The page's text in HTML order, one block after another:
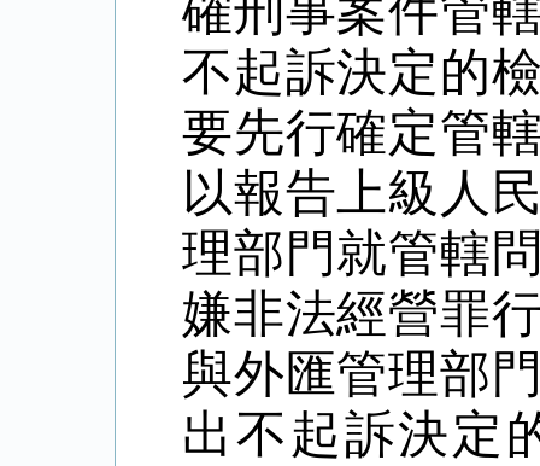
確刑事案件管
不起訴決定的
要先行確定管
以報告上級人
理部門就管轄
嫌非法經營罪
與外匯管理部
出不起訴決定